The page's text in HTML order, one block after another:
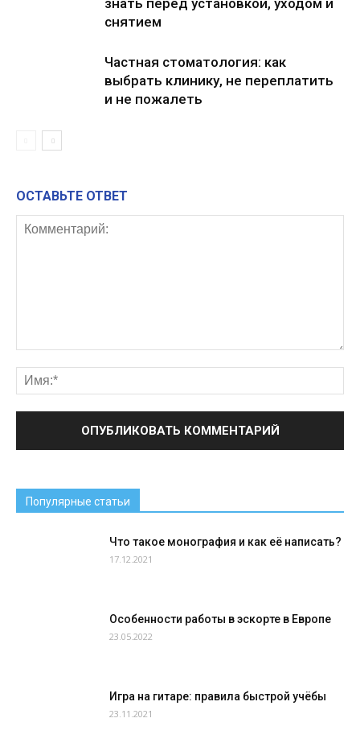
знать перед установкой, уходом и
снятием
Частная стоматология: как
выбрать клинику, не переплатить
и не пожалеть
ОСТАВЬТЕ ОТВЕТ
Популярные статьи
Что такое монография и как её написать?
17.12.2021
Особенности работы в эскорте в Европе
23.05.2022
Игра на гитаре: правила быстрой учёбы
23.11.2021